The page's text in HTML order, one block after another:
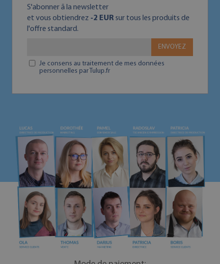
S'abonner ā la newsletter
et vous obtiendrez -2 EUR sur tous les produits de
l'offre standard.
ENVOYEZ
Je consens au traitement de mes données
personnelles par Tulup.fr